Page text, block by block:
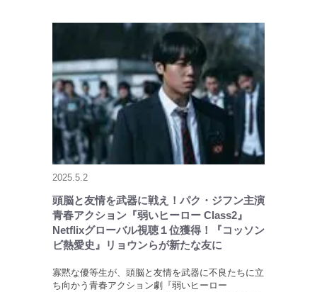
2025.5.2
頭脳と友情を武器に戦え！パク・ジフン主演
青春アクション『弱いヒーロー Class2』
Netflixグローバル視聴１位獲得！『コッソン
ビ熱愛史』リョウンらが新たな友に
寡黙な優等生が、頭脳と友情を武器に不良たちに立
ち向かう青春アクション劇『弱いヒーロー